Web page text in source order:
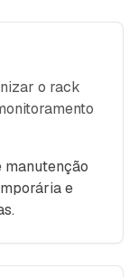
o rack
manutenção
e